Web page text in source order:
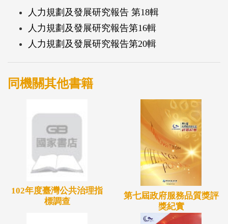
各篇內容經多次校正，仍不免有疏漏與錯誤之處，尚
祈各界先進不吝指正，並期未來本處能持續以更專業
之思維，帶動相關研究議題的深入探討，為國家人力
中華民國111年12月
人力規劃及發展研究報告 第18輯
人力規劃及發展研究報告第16輯
人力規劃及發展研究報告第20輯
同機關其他書籍
102年度臺灣公共治理指
標調查
第七屆政府服務品質獎評
獎紀實